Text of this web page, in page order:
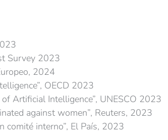
Survey 2023
2024
OECD 2023
of Artificial Intelligence”, UNESCO 2023
against women”, Reuters, 2023
comité interno”, El País, 2023